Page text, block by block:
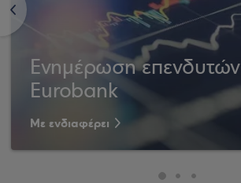
<
Ενημέρωση επενδυτών
Eurobank
Με ενδιαφέρει